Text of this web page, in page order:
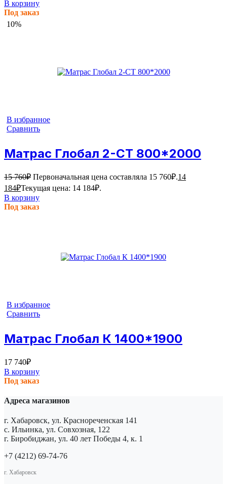
В корзину
Под заказ
10%
В избранное
Сравнить
Матрас Глобал 2-СТ 800*2000
15 760₽ Первоначальная цена составляла 15 760₽.14
184₽Текущая цена: 14 184₽.
В корзину
Под заказ
В избранное
Сравнить
Матрас Глобал К 1400*1900
17 740₽
В корзину
Под заказ
Адреса магазинов
г. Хабаровск, ул. Краснореченская 141
с. Ильинка, ул. Совхозная, 122
г. Биробиджан, ул. 40 лет Победы 4, к. 1
+7 (4212) 69-74-76
г. Хабаровск